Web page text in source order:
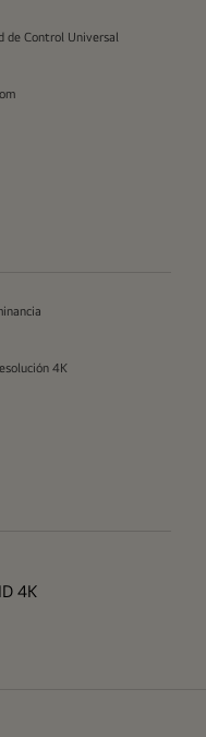
de Control Universal
4K
4K